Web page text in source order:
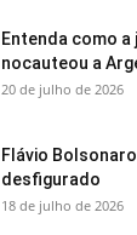
Entenda como a
nocauteou a
20 de julho de 2026
Flávio
desfigurado
18 de julho de 2026